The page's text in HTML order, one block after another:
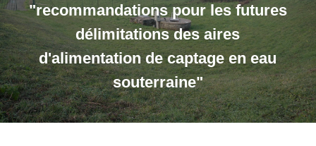
"recommandations pour les futures
délimitations des aires
d'alimentation de captage en eau
souterraine"